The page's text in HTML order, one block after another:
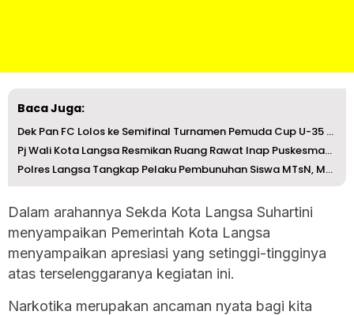
Baca Juga:
Dek Pan FC Lolos ke Semifinal Turnamen Pemuda Cup U-35 DP...
Pj Wali Kota Langsa Resmikan Ruang Rawat Inap Puskesmas L...
Polres Langsa Tangkap Pelaku Pembunuhan Siswa MTsN, Mayat...
Dalam arahannya Sekda Kota Langsa Suhartini
menyampaikan Pemerintah Kota Langsa
menyampaikan apresiasi yang setinggi-tingginya
atas terselenggaranya kegiatan ini.
Narkotika merupakan ancaman nyata bagi kita